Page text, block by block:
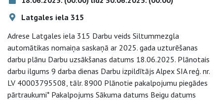
Latgales iela 315
Adrese Latgales iela 315 Darbu veids Siltummezgla
automātikas nomaiņa saskaņā ar 2025. gada uzturēšanas
darbu plānu Darbu uzsākšanas datums 18.06.2025. Plānotais
darbu ilgums 9 darba dienas Darbu izpildītājs Alpex SIA reģ. nr.
LV 40003795508, tālr. 8900 Plānotie pakalpojumu piegādes
pārtraukumi* Pakalpojums Sākuma datums Beigu datums